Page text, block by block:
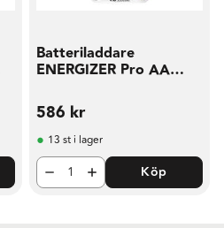
Batteriladdare
ENERGIZER Pro AA
586 kr
13 st i lager
Köp